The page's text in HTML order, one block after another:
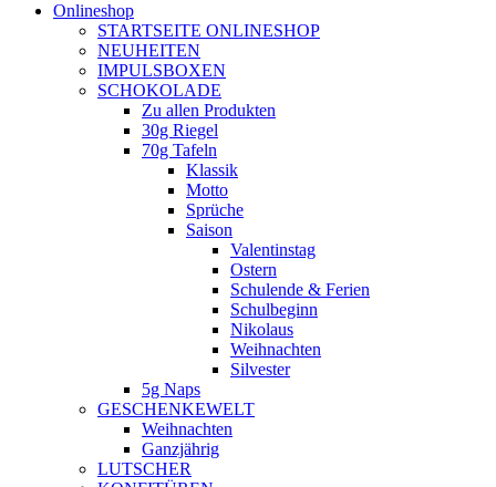
Onlineshop
STARTSEITE ONLINESHOP
NEUHEITEN
IMPULSBOXEN
SCHOKOLADE
Zu allen Produkten
30g Riegel
70g Tafeln
Klassik
Motto
Sprüche
Saison
Valentinstag
Ostern
Schulende & Ferien
Schulbeginn
Nikolaus
Weihnachten
Silvester
5g Naps
GESCHENKEWELT
Weihnachten
Ganzjährig
LUTSCHER